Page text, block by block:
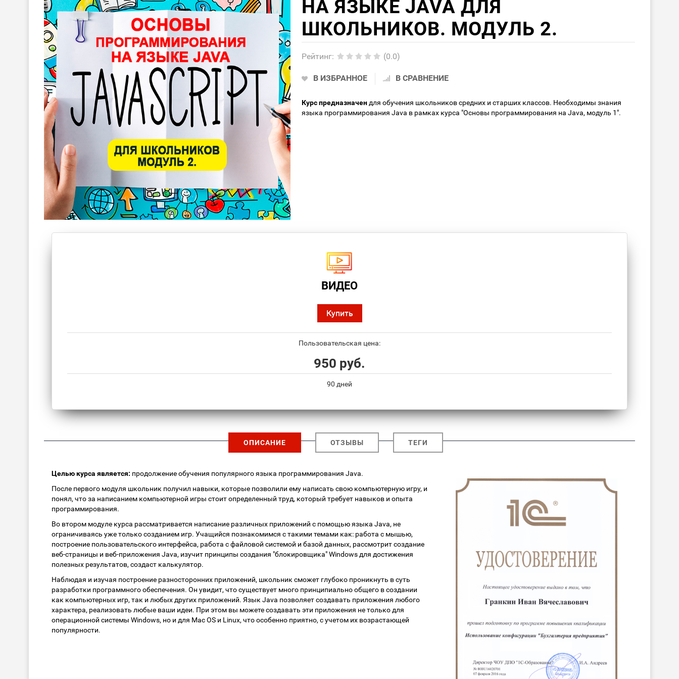
НА ЯЗЫКЕ JAVA ДЛЯ
ШКОЛЬНИКОВ. МОДУЛЬ 2.
Рейтинг: (0.0)
В ИЗБРАННОЕ В СРАВНЕНИЕ
Курс предназначендля обучения школьников средних и старших классов. Необходимы знания
языка программирования Java в рамках курса "Основы программирования на Java, модуль 1".
ВИДЕО
Купить
Пользовательская цена:
950 руб.
90 дней
ОПИСАНИЕ ОТЗЫВЫ ТЕГИ
Целью курса является: продолжение обучения популярного языка программирования Java.
После первого модуля школьник получил навыки, которые позволили ему написать свою компьютерную игру, и
понял, что за написанием компьютерной игры стоит определенный труд, который требует навыков и опыта
программирования.
Во втором модуле курса рассматривается написание различных приложений с помощью языка Java, не
ограничиваясь уже только созданием игр. Учащийся познакомимся с такими темами как: работа с мышью,
построение пользовательского интерфейса, работа с файловой системой и базой данных, рассмотрит создание
веб-страницы и веб-приложения Java, изучит принципы создания "блокировщика" Windows для достижения
полезных результатов, создаст калькулятор.
Наблюдая и изучая построение разносторонних приложений, школьник сможет глубоко проникнуть в суть
разработки программного обеспечения. Он увидит, что существует много принципиально общего в создании
как компьютерных игр, так и любых других приложений. Язык Java позволяет создавать приложения любого
характера, реализовать любые ваши идеи. При этом вы можете создавать эти приложения не только для
операционной системы Windows, но и для Mac OS и Linux, что особенно приятно, с учетом их возрастающей
популярности.